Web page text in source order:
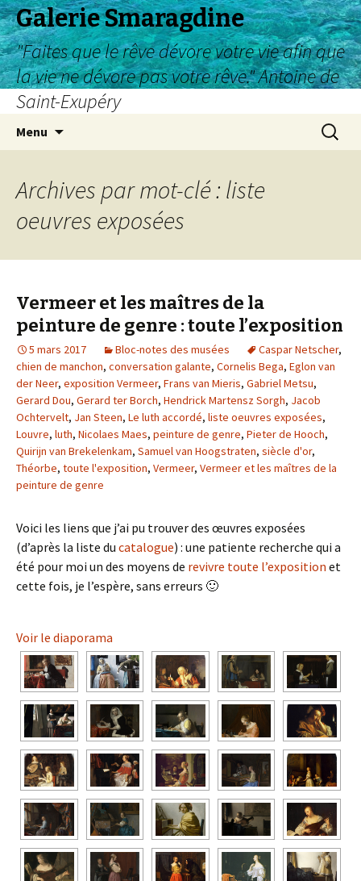
Galerie Smaragdine
"Faites que le rêve dévore votre vie afin que
la vie ne dévore pas votre rêve." Antoine de
Saint-Exupéry
Menu
Archives par mot-clé : liste
oeuvres exposées
Vermeer et les maîtres de la
peinture de genre : toute l’exposition
5 mars 2017 Bloc-notes des musées Caspar Netscher,
chien de manchon, conversation galante, Cornelis Bega, Eglon van
der Neer, exposition Vermeer, Frans van Mieris, Gabriel Metsu,
Gerard Dou, Gerard ter Borch, Hendrick Martensz Sorgh, Jacob
Ochtervelt, Jan Steen, Le luth accordé, liste oeuvres exposées,
Louvre, luth, Nicolaes Maes, peinture de genre, Pieter de Hooch,
Quirijn van Brekelenkam, Samuel van Hoogstraten, siècle d'or,
Théorbe, toute l'exposition, Vermeer, Vermeer et les maîtres de la
peinture de genre
Voici les liens que j’ai pu trouver des œuvres exposées
(d’après la liste du catalogue) : une patiente recherche qui a
été pour moi un des moyens de revivre toute l’exposition et
cette fois, je l’espère, sans erreurs 🙂
Voir le diaporama